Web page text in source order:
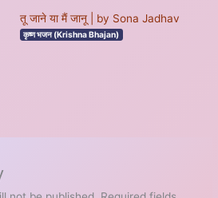
तू जाने या मैं जानू | by Sona Jadhav
कृष्ण भजन (Krishna Bhajan)